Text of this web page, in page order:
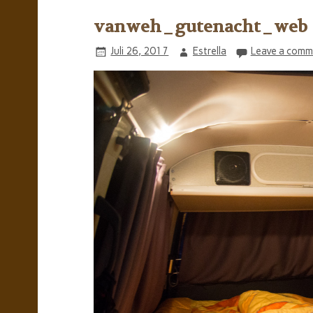
vanweh_gutenacht_web
Juli 26, 2017 Estrella Leave a